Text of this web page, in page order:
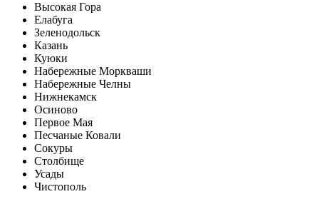
Высокая Гора
Елабуга
Зеленодольск
Казань
Куюки
Набережные Моркваши
Набережные Челны
Нижнекамск
Осиново
Первое Мая
Песчаные Ковали
Сокуры
Столбище
Усады
Чистополь